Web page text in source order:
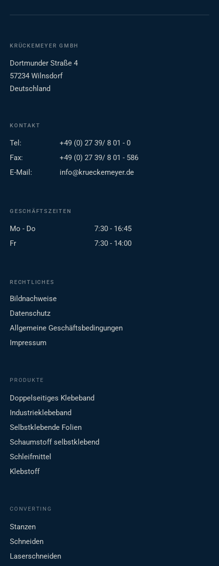
KRÜCKEMEYER GMBH
Dortmunder Straße 4
57234 Wilnsdorf
Deutschland
KONTAKT
Tel:
+49 (0) 27 39/ 8 01 - 0
Fax:
+49 (0) 27 39/ 8 01 - 586
E-Mail:
info@krueckemeyer.de
GESCHÄFTSZEITEN
Mo - Do
7:30 - 16:45
Fr
7:30 - 14:00
RECHTLICHES
Bildnachweise
Datenschutz
Allgemeine Geschäftsbedingungen
Impressum
PRODUKTE
Doppelseitiges Klebeband
Industrieklebeband
Selbstklebende Folien
Schaumstoff selbstklebend
Schleifmittel
Klebstoff
CONVERTING
Stanzen
Schneiden
Laserschneiden